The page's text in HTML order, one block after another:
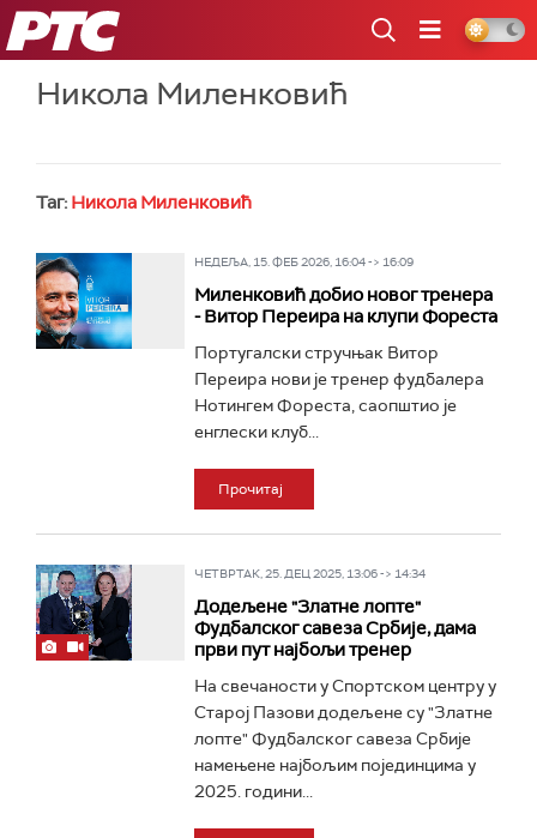
РТС
Никола Миленковић
Таг: Никола Миленковић
НЕДЕЉА, 15. ФЕБ 2026, 16:04 -> 16:09
Миленковић добио новог тренера
- Витор Переира на клупи Фореста
Португалски стручњак Витор
Переира нови је тренер фудбалера
Нотингем Фореста, саопштио јe
енглески клуб...
Прочитај
ЧЕТВРТАК, 25. ДЕЦ 2025, 13:06 -> 14:34
Додељене "Златне лопте"
Фудбалског савеза Србије, дама
први пут најбољи тренер
На свечаности у Спортском центру у
Старој Пазови додељене су "Златне
лопте" Фудбалског савеза Србије
намењене најбољим појединцима у
2025. години...